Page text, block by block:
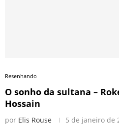
Resenhando
O sonho da sultana –
Hossain
por Elis Rouse 5 de janeiro de